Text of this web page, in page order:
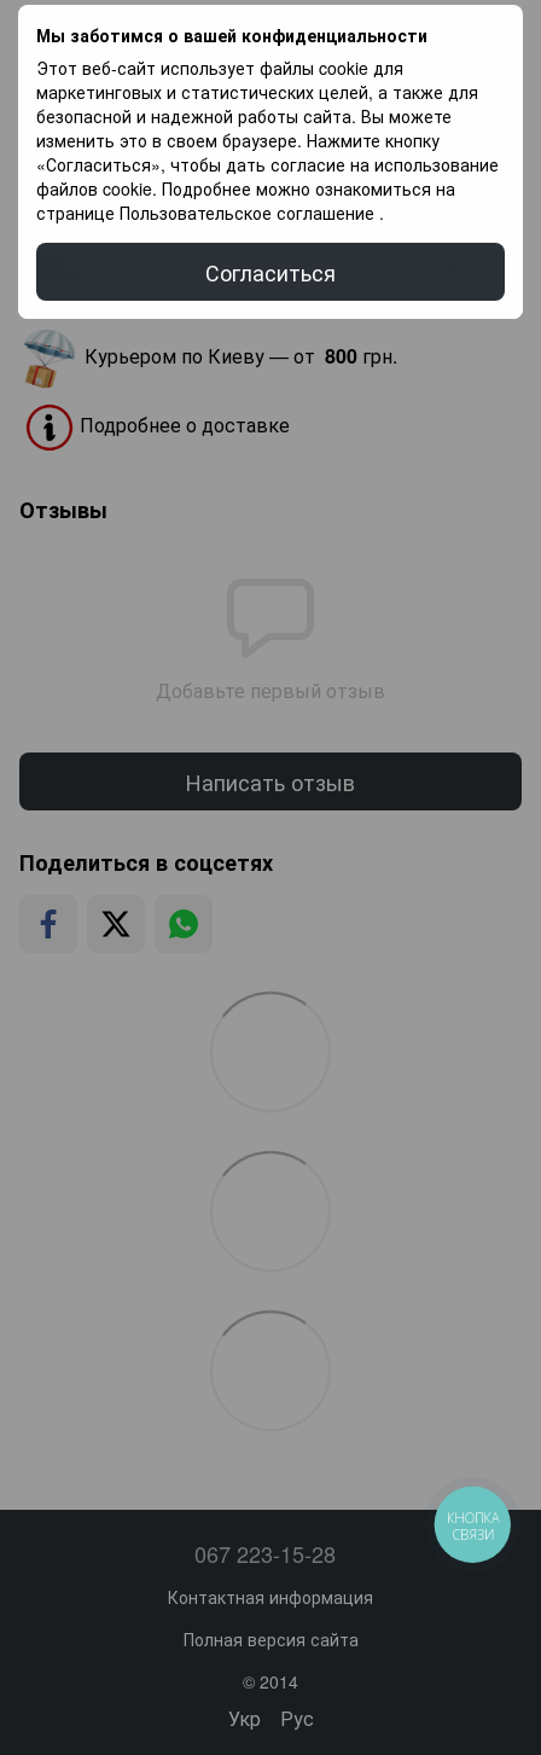
Мы заботимся о вашей конфиденциальности
Этот веб-сайт использует файлы cookie для
маркетинговых и статистических целей, а также для
безопасной и надежной работы сайта. Вы можете
изменить это в своем браузере. Нажмите кнопку
«Согласиться», чтобы дать согласие на использование
файлов cookie. Подробнее можно ознакомиться на
странице Пользовательское соглашение .
Согласиться
Фаска
Планок в
упаковке, шт.
10 планок
Длина
1204 мм
Декор
Ren (Рэн)
Доставка Оплата Гарантия
«Новой почтой» по Украине —
новой почты.
Курьером по Киеву — от 800 грн.
Подробнее о доставке
Отзывы
Добавьте первый отзыв
Написать отзыв
Поделиться в соцсетях
067 223-15-28
Контактная информация
Полная версия сайта
© 2014
Укр Рус
КНОПКА
СВЯЗИ